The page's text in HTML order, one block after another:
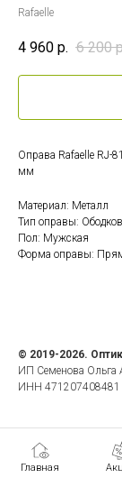
Главная
Rafaelle
4 960 р. 6 200
Оправа Rafaelle RJ-
мм
Материал: Металл
Тип оправы:
Пол: Мужская
Форма оправы:
© 2019-2026.
ИП Семенова Ольга
ИНН 471207408481